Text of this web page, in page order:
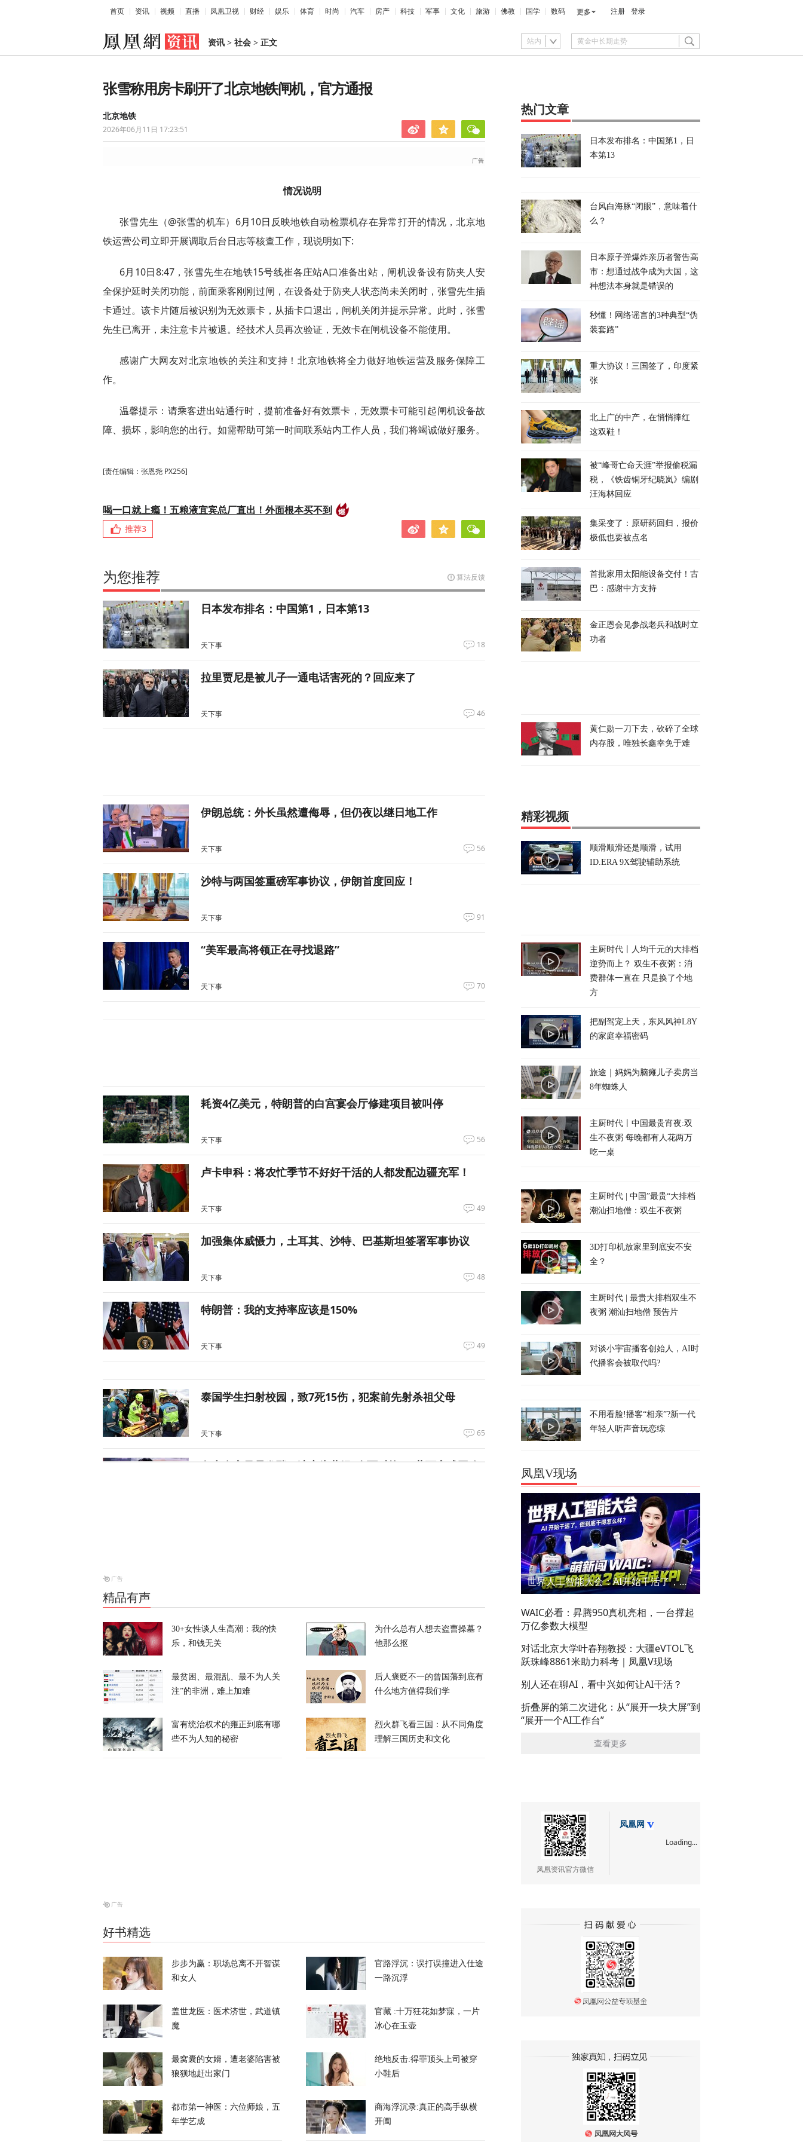
首页 资讯 视频 直播 凤凰卫视 财经 娱乐 体育 时尚 汽车 房产 科技 军事 文化 旅游 佛教 国学 数码 更多 注册 登录
资讯 > 社会 > 正文 站内
张雪称用房卡刷开了北京地铁闸机，官方通报
北京地铁
2026年06月11日 17:23:51
情况说明
张雪先生（@张雪的机车）6月10日反映地铁自动检票机存在异常打开的情况，北京地
铁运营公司立即开展调取后台日志等核查工作，现说明如下:
6月10日8:47，张雪先生在地铁15号线崔各庄站A口准备出站，闸机设备设有防夹人安
全保护延时关闭功能，前面乘客刚刚过闸，在设备处于防夹人状态尚未关闭时，张雪先生插
卡通过。该卡片随后被识别为无效票卡，从插卡口退出，闸机关闭并提示异常。此时，张雪
先生已离开，未注意卡片被退。经技术人员再次验证，无效卡在闸机设备不能使用。
感谢广大网友对北京地铁的关注和支持！北京地铁将全力做好地铁运营及服务保障工
作。
温馨提示：请乘客进出站通行时，提前准备好有效票卡，无效票卡可能引起闸机设备故
障、损坏，影响您的出行。如需帮助可第一时间联系站内工作人员，我们将竭诚做好服务。
[责任编辑：张恩尧 PX256]
喝一口就上瘾！五粮液宜宾总厂直出！外面根本买不到
推荐3
为您推荐 算法反馈
日本发布排名：中国第1，日本第13
天下事 18
拉里贾尼是被儿子一通电话害死的？回应来了
天下事 46
伊朗总统：外长虽然遭侮辱，但仍夜以继日地工作
天下事 56
沙特与两国签重磅军事协议，伊朗首度回应！
天下事 91
“美军最高将领正在寻找退路”
天下事 70
耗资4亿美元，特朗普的白宫宴会厅修建项目被叫停
天下事 56
卢卡申科：将农忙季节不好好干活的人都发配边疆充军！
天下事 49
加强集体威慑力，土耳其、沙特、巴基斯坦签署军事协议
天下事 48
特朗普：我的支持率应该是150%
天下事 49
泰国学生扫射校园，致7死15伤，犯案前先射杀祖父母
天下事 65
岛内食安风暴发酵，演变为蓝绿“全面对抗”，蒋万安成围攻
天下事
美防长将被撤换？特朗普回应
美媒：特朗普私下支持万斯参加下届美国大选
特朗普所乘直升机遭遇飞行安全事件，现场监控画面曝光
天下事
精品有声
30+女性谈人生高潮：我的快
乐，和钱无关
为什么总有人想去盗曹操墓？
他那么抠
最贫困、最混乱、最不为人关
注”的非洲，难上加难
后人褒贬不一的曾国藩到底有
什么地方值得我们学
富有统治权术的雍正到底有哪
些不为人知的秘密
烈火群飞看三国：从不同角度
理解三国历史和文化
好书精选
步步为赢：职场总离不开智谋
和女人
官路浮沉：误打误撞进入仕途
一路沉浮
盖世龙医：医术济世，武道镇
魔
官藏 :十万狂花如梦寐，一片
冰心在玉壶
最窝囊的女婿，遭老婆陷害被
狼狈地赶出家门
绝地反击:得罪顶头上司被穿
小鞋后
都市第一神医：六位师娘，五
年学艺成
商海浮沉录:真正的高手纵横
开阖
热门文章
日本发布排名：中国第1，日
本第13
台风白海豚“闭眼”，意味着什
么？
日本原子弹爆炸亲历者警告高
市：想通过战争成为大国，这
种想法本身就是错误的
秒懂！网络谣言的3种典型“伪
装套路”
重大协议！三国签了，印度紧
张
北上广的中产，在悄悄捧红
这双鞋！
被“峰哥亡命天涯”举报偷税漏
税，《铁齿铜牙纪晓岚》编剧
汪海林回应
集采变了：原研药回归，报价
极低也要被点名
首批家用太阳能设备交付！古
巴：感谢中方支持
金正恩会见参战老兵和战时立
功者
黄仁勋一刀下去，砍碎了全球
内存股，唯独长鑫幸免于难
精彩视频
顺滑顺滑还是顺滑，试用
ID.ERA 9X驾驶辅助系统
主厨时代丨人均千元的大排档
逆势而上？ 双生不夜粥：消
费群体一直在 只是换了个地
方
把副驾宠上天，东风风神L8Y
的家庭幸福密码
旅途｜妈妈为脑瘫儿子卖房当
8年蜘蛛人
主厨时代丨中国最贵宵夜:双
生不夜粥 每晚都有人花两万
吃一桌
主厨时代 | 中国”最贵“大排档
潮汕扫地僧：双生不夜粥
3D打印机放家里到底安不安
全？
主厨时代 | 最贵大排档双生不
夜粥 潮汕扫地僧 预告片
对谈小宇宙播客创始人，AI时
代播客会被取代吗?
不用看脸!播客“相亲”?新一代
年轻人听声音玩恋综
凤凰V现场
世界人工智能大会：AI开始干活了，但到底干的怎么样？萌新闯WAIC
WAIC必看：昇腾950真机亮相，一台撑起
万亿参数大模型
对话北京大学叶春翔教授：大疆eVTOL飞
跃珠峰8861米助力科考｜凤凰V现场
别人还在聊AI，看中兴如何让AI干活？
折叠屏的第二次进化：从“展开一块大屏”到
“展开一个AI工作台”
查看更多
凤凰资讯官方微信
凤凰网
Loading...